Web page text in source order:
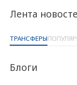
Лента
ТРАНСФЕРЫ
Блоги